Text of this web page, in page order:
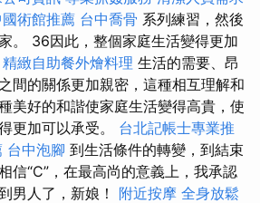
術館推薦 台中喬骨 系列練習，然後
。 36因此，整個家庭生活變得更加
精緻自助餐外燴料理 生活的需要、昂
間的關係更加親密，這種相互理解和
美好的和諧使家庭生活變得高貴，使
更加可以承受。 台北記帳士專業推
台中泡腳 到生活條件的轉變，到結束
信“C”，在最高尚的意義上，我承認
男人了，新娘！ 附近按摩 全身放鬆